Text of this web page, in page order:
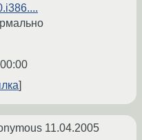
11.04.2005